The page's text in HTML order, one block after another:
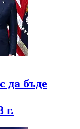
да бъде
г.